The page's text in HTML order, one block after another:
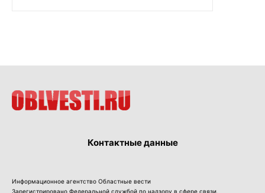
Контактные данные
Информационное агентство Областные вести
Зарегистрировано Федеральной службой по надзору в сфере связи,